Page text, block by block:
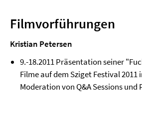
Filmvorführungen
Kristian Petersen
9.-18.2011 Präsentation seiner
Filme auf dem Sziget Festival
Moderation von Q&A Sessions und